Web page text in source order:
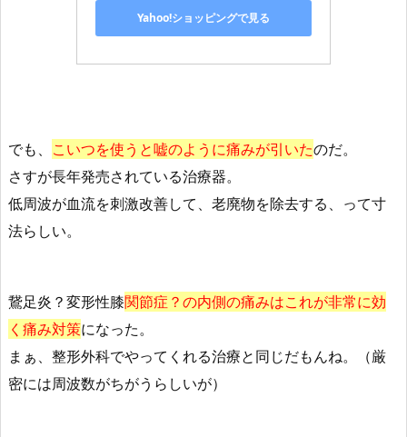
Yahoo!ショッピングで見る
でも、 こいつを使うと嘘のように痛みが引いたのだ。
さすが長年発売されている治療器。
低周波が血流を刺激改善して、老廃物を除去する、って寸
法らしい。
鵞足炎？変形性膝関節症？の内側の痛みはこれが非常に効
く痛み対策になった。
まぁ、整形外科でやってくれる治療と同じだもんね。（厳
密には周波数がちがうらしいが）